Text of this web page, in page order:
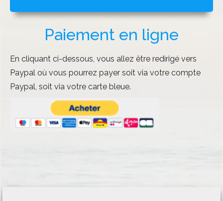
Paiement en ligne
En cliquant ci-dessous, vous allez être redirigé vers
Paypal où vous pourrez payer soit via votre compte
Paypal, soit via votre carte bleue.